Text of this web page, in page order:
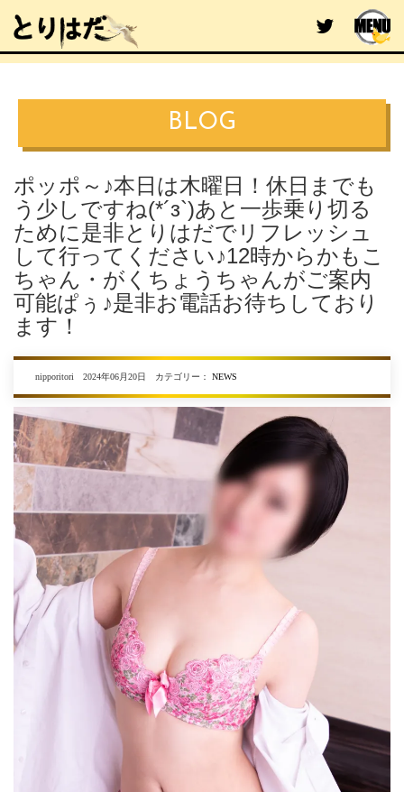
BLOG
ポッポ～♪本日は木曜日！休日までも
う少しですね(*´з`)あと一歩乗り切る
ために是非とりはだでリフレッシュ
して行ってください♪12時からかもこ
ちゃん・がくちょうちゃんがご案内
可能ぱぅ♪是非お電話お待ちしており
ます！
nipporitori 2024年06月20日 カテゴリー： NEWS